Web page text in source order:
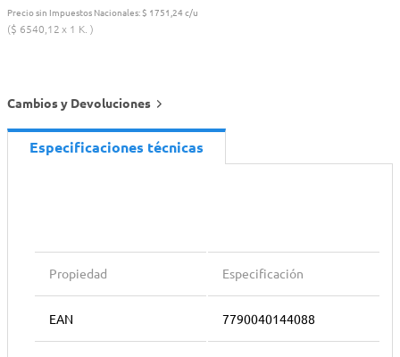
Precio sin Impuestos Nacionales:$ 1751,24 c/u
$ 6540,12 1 K.
Cambios y Devoluciones
Especificaciones técnicas
Propiedad Especificación
EAN 7790040144088